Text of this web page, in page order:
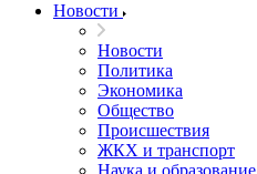
Новости
Новости
Политика
Экономика
Общество
Происшествия
ЖКХ и транспорт
Наука и образование